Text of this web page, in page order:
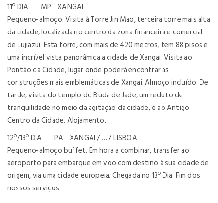
11º DIA MP XANGAI
Pequeno-almoço. Visita à Torre Jin Mao, terceira torre mais alta
da cidade, localizada no centro da zona financeira e comercial
de Lujiazui. Esta torre, com mais de 420 metros, tem 88 pisos e
uma incrível vista panorâmica a cidade de Xangai. Visita ao
Pontão da Cidade, lugar onde poderá encontrar as
construções mais emblemáticas de Xangai. Almoço incluído. De
tarde, visita do templo do Buda de Jade, um reduto de
tranquilidade no meio da agitação da cidade, e ao Antigo
Centro da Cidade. Alojamento.
12º/13º DIA PA XANGAI / … / LISBOA
Pequeno-almoço buffet. Em hora a combinar, transfer ao
aeroporto para embarque em voo com destino à sua cidade de
origem, via uma cidade europeia. Chegada no 13º Dia. Fim dos
nossos serviços.